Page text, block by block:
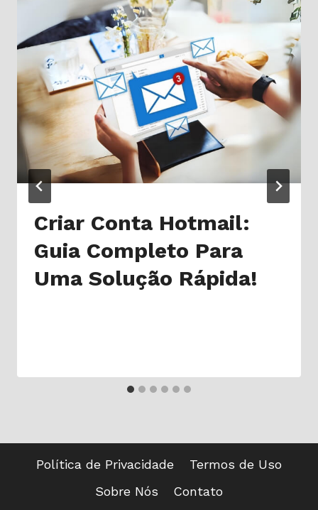
Criar Conta Hotmail:
Guia Completo Para
Uma Solução Rápida!
Política de Privacidade
Termos de Uso
Sobre Nós
Contato